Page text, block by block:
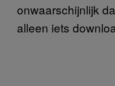
onwaarschijnlijk
alleen iets